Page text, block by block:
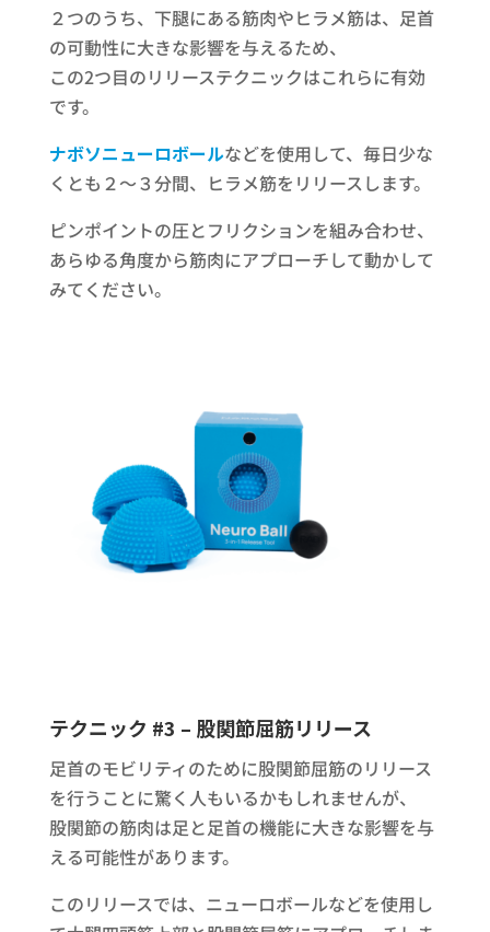
２つのうち、下腿にある筋肉やヒラメ筋は、足首
の可動性に大きな影響を与えるため、
この2つ目のリリーステクニックはこれらに有効
です。
ナボソニューロボールなどを使用して、毎日少な
くとも２～３分間、ヒラメ筋をリリースします。
ピンポイントの圧とフリクションを組み合わせ、
あらゆる角度から筋肉にアプローチして動かして
みてください。
テクニック #3 – 股関節屈筋リリース
足首のモビリティのために股関節屈筋のリリース
を行うことに驚く人もいるかもしれませんが、
股関節の筋肉は足と足首の機能に大きな影響を与
える可能性があります。
このリリースでは、ニューロボールなどを使用し